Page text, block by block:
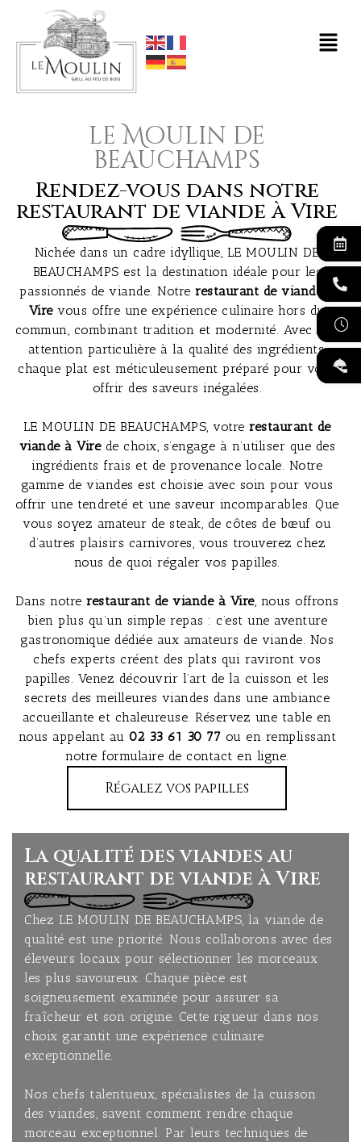
le Moulin de
beauchamps
Rendez-vous dans notre
restaurant de viande à Vire
Nichée dans un cadre idyllique, LE MOULIN DE
BEAUCHAMPS est la destination idéale pour les
passionnés de viande. Notrerestaurant de viande à
Virevous offre une expérience culinaire hors du
commun, combinant tradition et modernité. Avec une
attention particulière à la qualité des ingrédients,
chaque plat est méticuleusement préparé pour vous
offrir des saveurs inégalées.
LE MOULIN DE BEAUCHAMPS, votrerestaurant de
viande à Virede choix, s’engage à n’utiliser que des
ingrédients frais et de provenance locale. Notre
gamme de viandes est choisie avec soin pour vous
offrir une tendreté et une saveur incomparables. Que
vous soyez amateur de steak, de côtes de bœuf ou
d’autres plaisirs carnivores, vous trouverez chez
nous de quoi régaler vos papilles.
Dans notrerestaurant de viande à Vire, nous offrons
bien plus qu’un simple repas : c’est une aventure
gastronomique dédiée aux amateurs de viande. Nos
chefs experts créent des plats qui raviront vos
papilles. Venez découvrir l’art de la cuisson et les
secrets des meilleures viandes dans une ambiance
accueillante et chaleureuse. Réservez une table en
nous appelant au 02 33 61 30 77 ou en remplissant
notre formulaire de contact en ligne.
Régalez vos papilles
La qualité des viandes au
restaurant de viande à Vire
Chez LE MOULIN DE BEAUCHAMPS, la viande de
qualité est une priorité. Nous collaborons avec des
éleveurs locaux pour sélectionner les morceaux
les plus savoureux. Chaque pièce est
soigneusement examinée pour assurer sa
fraîcheur et son origine. Cette rigueur dans nos
choix garantit une expérience culinaire
exceptionnelle.
Nos chefs talentueux, spécialistes de la cuisson
des viandes, savent comment rendre chaque
morceau exceptionnel. Par leurs techniques de